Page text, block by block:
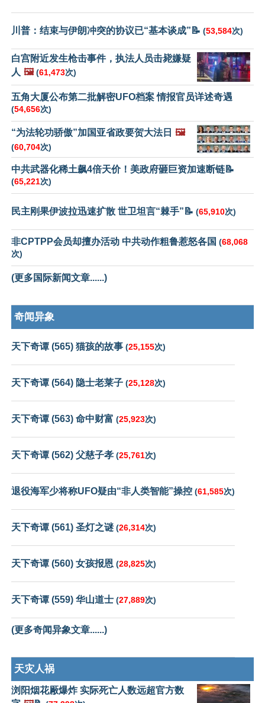
川普：结束与伊朗冲突的协议已“基本谈成”📝 (53,584次)
白宫附近发生枪击事件，执法人员击毙嫌疑
人 🖼️ (61,473次)
五角大厦公布第二批解密UFO档案 情报官员详述奇遇
(54,656次)
“为法轮功骄傲”加国亚省政要贺大法日 🖼️
(60,704次)
中共武器化稀土飙4倍天价！美政府砸巨资加速断链📝
(65,221次)
民主刚果伊波拉迅速扩散 世卫坦言“棘手”📝 (65,910次)
非CPTPP会员却擅办活动 中共动作粗鲁惹怒各国 (68,068
次)
(更多国际新闻文章......)
奇闻异象
天下奇谭 (565) 猫孩的故事 (25,155次)
天下奇谭 (564) 隐士老莱子 (25,128次)
天下奇谭 (563) 命中财富 (25,923次)
天下奇谭 (562) 父慈子孝 (25,761次)
退役海军少将称UFO疑由“非人类智能”操控 (61,585次)
天下奇谭 (561) 圣灯之谜(26,314次)
天下奇谭 (560) 女孩报恩 (28,825次)
天下奇谭 (559) 华山道士 (27,889次)
(更多奇闻异象文章......)
天灾人祸
浏阳烟花厰爆炸 实际死亡人数远超官方数